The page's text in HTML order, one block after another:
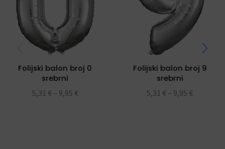
Folijski balon broj 0
srebrni
5,31 € – 9,95 €
Folijski balon broj 9
srebrni
5,31 € – 9,95 €